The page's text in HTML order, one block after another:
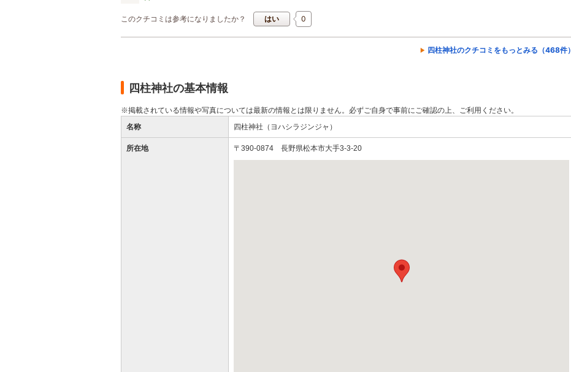
このクチコミは参考になりましたか？ 0
はい
四柱神社のクチコミをもっとみる（468件）
四柱神社の基本情報
※掲載されている情報や写真については最新の情報とは限りません。必ずご自身で事前にご確認の上、ご利用ください。
名称
四柱神社（ヨハシラジンジャ）
所在地 〒390-0874 長野県松本市大手3-3-20